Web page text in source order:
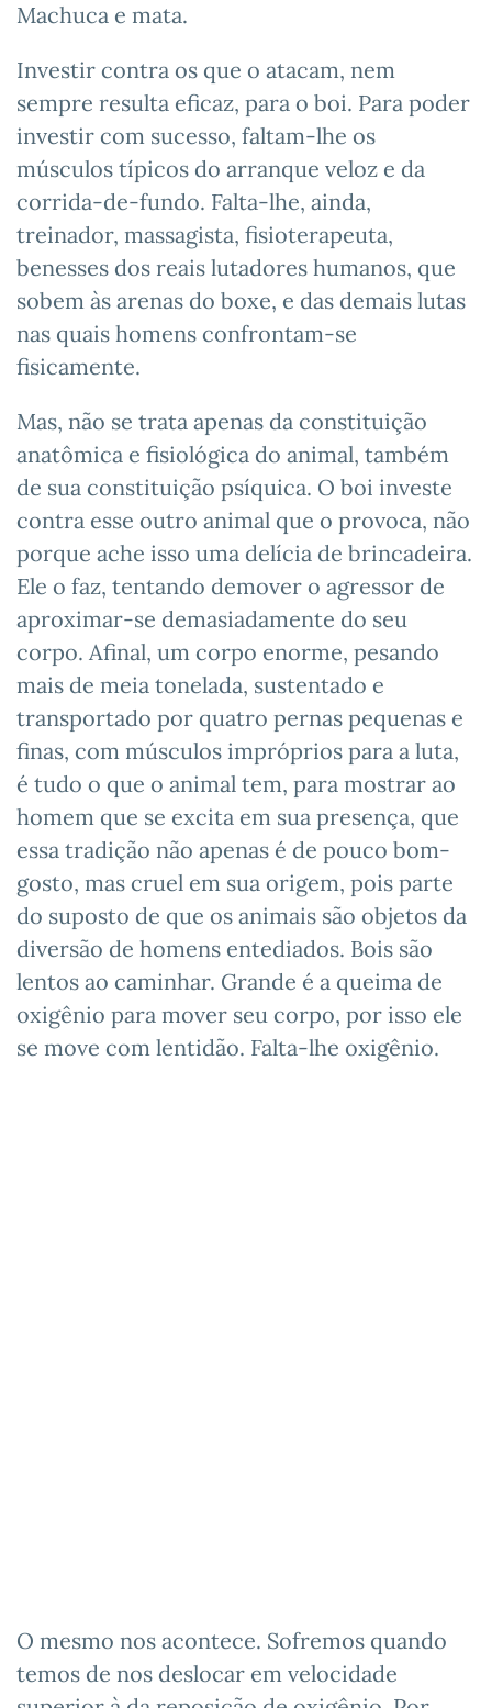
Machuca e mata.
Investir contra os que o atacam, nem
sempre resulta eficaz, para o boi. Para poder
investir com sucesso, faltam-lhe os
músculos típicos do arranque veloz e da
corrida-de-fundo. Falta-lhe, ainda,
treinador, massagista, fisioterapeuta,
benesses dos reais lutadores humanos, que
sobem às arenas do boxe, e das demais lutas
nas quais homens confrontam-se
fisicamente.
Mas, não se trata apenas da constituição
anatômica e fisiológica do animal, também
de sua constituição psíquica. O boi investe
contra esse outro animal que o provoca, não
porque ache isso uma delícia de brincadeira.
Ele o faz, tentando demover o agressor de
aproximar-se demasiadamente do seu
corpo. Afinal, um corpo enorme, pesando
mais de meia tonelada, sustentado e
transportado por quatro pernas pequenas e
finas, com músculos impróprios para a luta,
é tudo o que o animal tem, para mostrar ao
homem que se excita em sua presença, que
essa tradição não apenas é de pouco bom-
gosto, mas cruel em sua origem, pois parte
do suposto de que os animais são objetos da
diversão de homens entediados. Bois são
lentos ao caminhar. Grande é a queima de
oxigênio para mover seu corpo, por isso ele
se move com lentidão. Falta-lhe oxigênio.
O mesmo nos acontece. Sofremos quando
temos de nos deslocar em velocidade